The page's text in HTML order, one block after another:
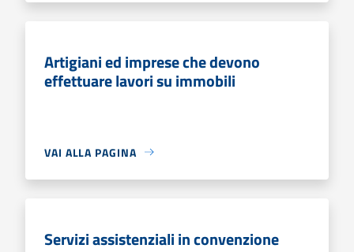
Artigiani ed imprese che devono
effettuare lavori su immobili
VAI ALLA PAGINA
Servizi assistenziali in convenzione